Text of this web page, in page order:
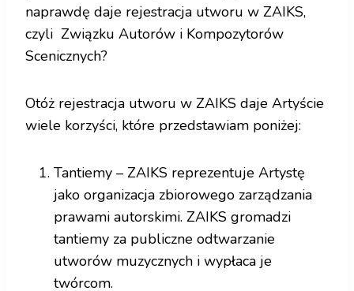
naprawdę daje rejestracja utworu w ZAIKS,
czyli Związku Autorów i Kompozytorów
Scenicznych?
Otóż rejestracja utworu w ZAIKS daje Artyście
wiele korzyści, które przedstawiam poniżej:
Tantiemy – ZAIKS reprezentuje Artystę
jako organizacja zbiorowego zarządzania
prawami autorskimi. ZAIKS gromadzi
tantiemy za publiczne odtwarzanie
utworów muzycznych i wypłaca je
twórcom.